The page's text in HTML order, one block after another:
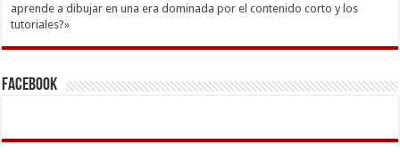
aprende a dibujar en una era dominada por el contenido corto y los
tutoriales?»
Facebook